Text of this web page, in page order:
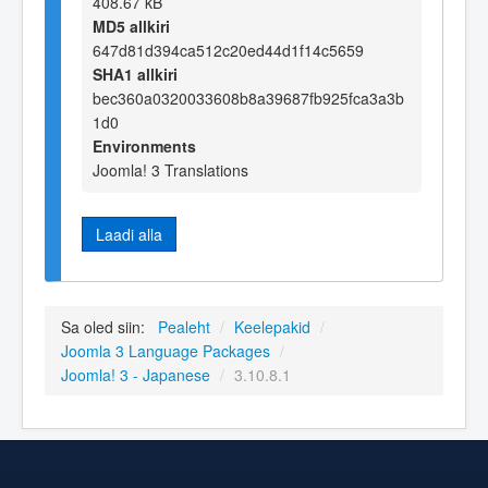
MD5 allkiri
647d81d394ca512c20ed44d1f14c5659
SHA1 allkiri
bec360a0320033608b8a39687fb925fca3a3b
1d0
Environments
Joomla! 3 Translations
Laadi alla
Sa oled siin: Pealeht / Keelepakid /
Joomla 3 Language Packages /
Joomla! 3 - Japanese / 3.10.8.1